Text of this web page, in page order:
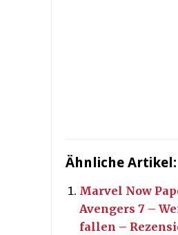
Ähnliche Artikel:
Marvel Now
Avengers 7 –
fallen –